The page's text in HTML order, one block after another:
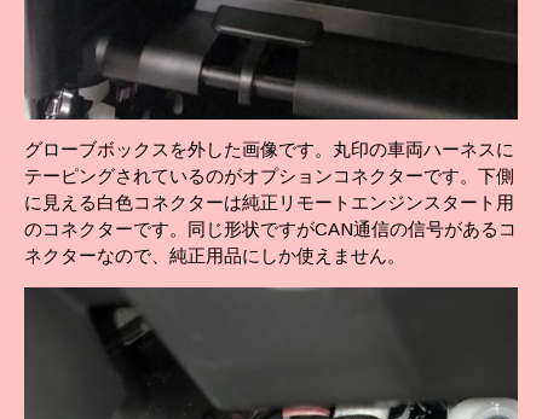
グローブボックスを外した画像です。丸印の車両ハーネスに
テーピングされているのがオプションコネクターです。下側
に見える白色コネクターは純正リモートエンジンスタート用
のコネクターです。同じ形状ですがCAN通信の信号があるコ
ネクターなので、純正用品にしか使えません。